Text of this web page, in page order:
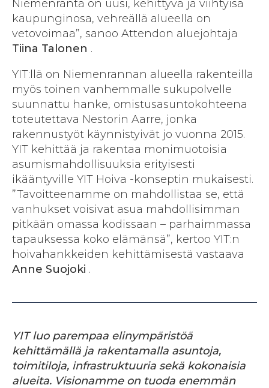
Niemenranta on uusi, kehittyvä ja viihtyisä
kaupunginosa, vehreällä alueella on
vetovoimaa”, sanoo Attendon aluejohtaja
Tiina Talonen .
YIT:llä on Niemenrannan alueella rakenteilla
myös toinen vanhemmalle sukupolvelle
suunnattu hanke, omistusasuntokohteena
toteutettava Nestorin Aarre, jonka
rakennustyöt käynnistyivät jo vuonna 2015.
YIT kehittää ja rakentaa monimuotoisia
asumismahdollisuuksia erityisesti
ikääntyville YIT Hoiva -konseptin mukaisesti.
”Tavoitteenamme on mahdollistaa se, että
vanhukset voisivat asua mahdollisimman
pitkään omassa kodissaan – parhaimmassa
tapauksessa koko elämänsä”, kertoo YIT:n
hoivahankkeiden kehittämisestä vastaava
Anne Suojoki .
YIT luo parempaa elinympäristöä
kehittämällä ja rakentamalla asuntoja,
toimitiloja, infrastruktuuria sekä kokonaisia
alueita. Visionamme on tuoda enemmän